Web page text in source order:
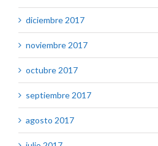
diciembre 2017
noviembre 2017
octubre 2017
septiembre 2017
agosto 2017